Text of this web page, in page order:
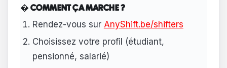
� COMMENT ÇA MARCHE ?
Rendez-vous sur AnyShift.be/shifters
Choisissez votre profil (étudiant,
pensionné, salarié)